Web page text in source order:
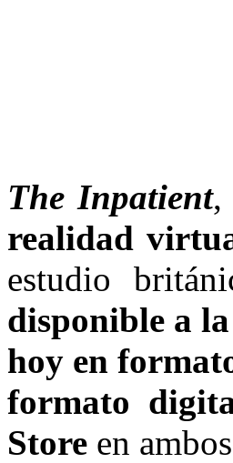
The Inpatient,
realidad
estudio
disponible a
hoy en
formato
Store en